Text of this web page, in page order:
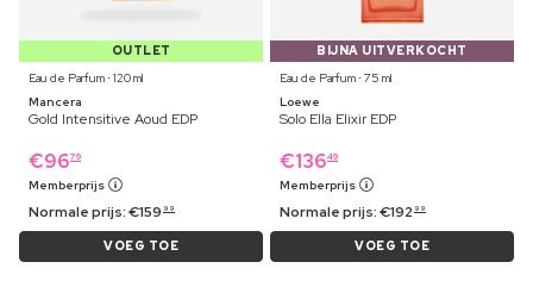
OUTLET
Eau de Parfum ⋅ 120 ml
Mancera
Gold Intensitive Aoud EDP
€9679
Memberprijs
Normale prijs:€159 99
VOEG TOE
BIJNA UITVERKOCHT
Eau de Parfum ⋅ 75 ml
Loewe
Solo Ella Elixir EDP
€13649
Memberprijs
Normale prijs:€192 99
VOEG TOE